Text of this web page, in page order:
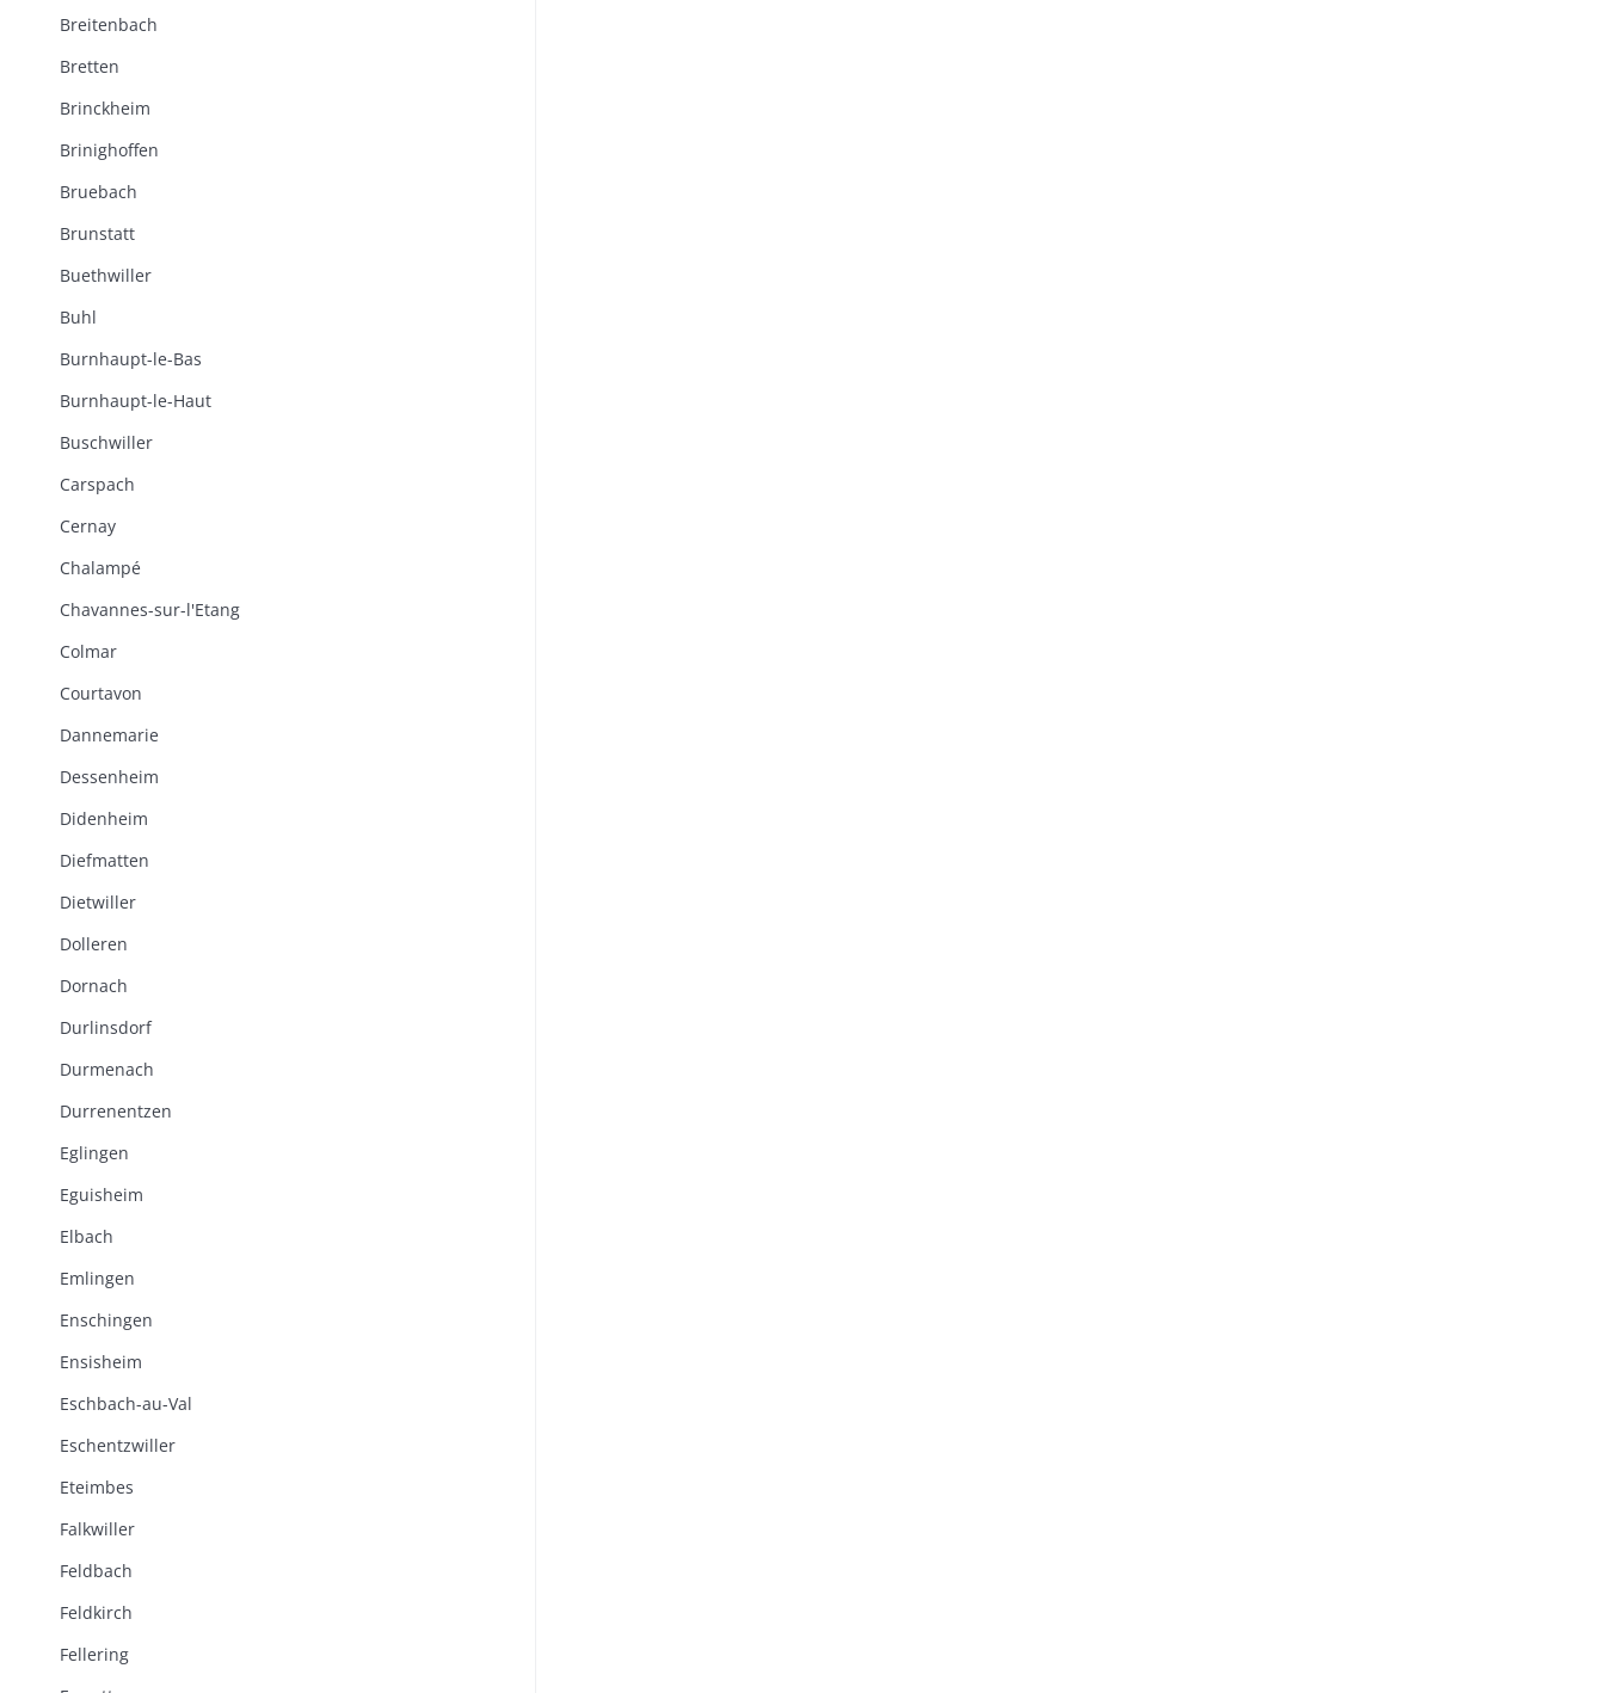
Breitenbach
Bretten
Brinckheim
Brinighoffen
Bruebach
Brunstatt
Buethwiller
Buhl
Burnhaupt-le-Bas
Burnhaupt-le-Haut
Buschwiller
Carspach
Cernay
Chalampé
Chavannes-sur-l'Etang
Colmar
Courtavon
Dannemarie
Dessenheim
Didenheim
Diefmatten
Dietwiller
Dolleren
Dornach
Durlinsdorf
Durmenach
Durrenentzen
Eglingen
Eguisheim
Elbach
Emlingen
Enschingen
Ensisheim
Eschbach-au-Val
Eschentzwiller
Eteimbes
Falkwiller
Feldbach
Feldkirch
Fellering